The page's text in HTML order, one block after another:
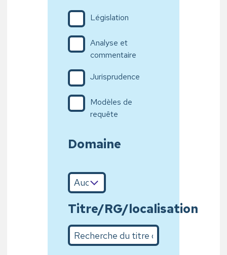
Législation
Analyse et
commentaire
Jurisprudence
Modèles de
requête
Domaine
Titre/RG/localisation
Recherche du titre complet ou sur quelques